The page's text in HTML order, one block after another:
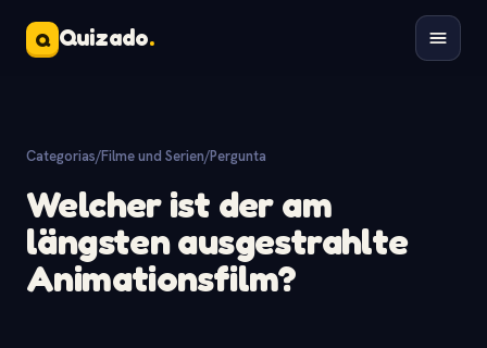
Q Quizado.
Categorias/Filme und Serien/Pergunta
Welcher ist der am
längsten ausgestrahlte
Animationsfilm?